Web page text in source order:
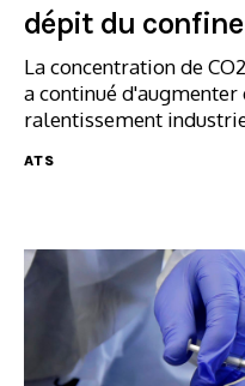
dépit du
La concentration de
a continué
ralentissement
ATS